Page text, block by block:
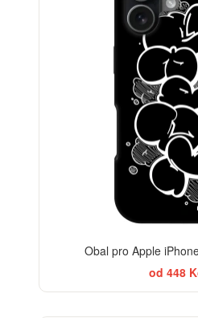
Obal pro Apple
od 448